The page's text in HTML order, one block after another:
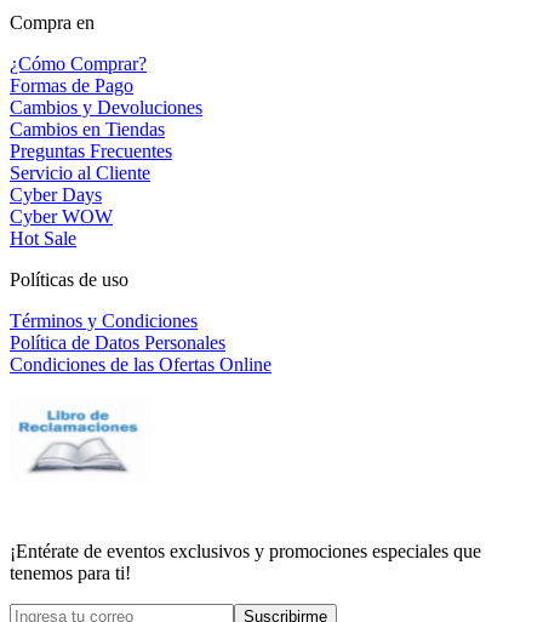
Compra en
¿Cómo Comprar?
Formas de Pago
Cambios y Devoluciones
Cambios en Tiendas
Preguntas Frecuentes
Servicio al Cliente
Cyber Days
Cyber WOW
Hot Sale
Políticas de uso
Términos y Condiciones
Política de Datos Personales
Condiciones de las Ofertas Online
¡Entérate de eventos exclusivos y promociones especiales que
tenemos para ti!
Suscribirme